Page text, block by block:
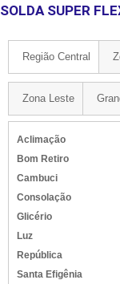
SOLDA SUPER
Região Central
Zona Leste
Aclimação
Bom Retiro
Cambuci
Consolação
Glicério
Luz
República
Santa Efigênia